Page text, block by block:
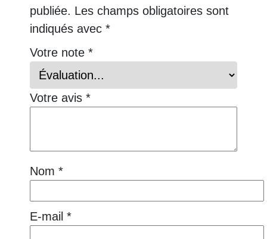
publiée. Les champs obligatoires sont
indiqués avec *
Votre note *
Votre avis *
Nom *
E-mail *